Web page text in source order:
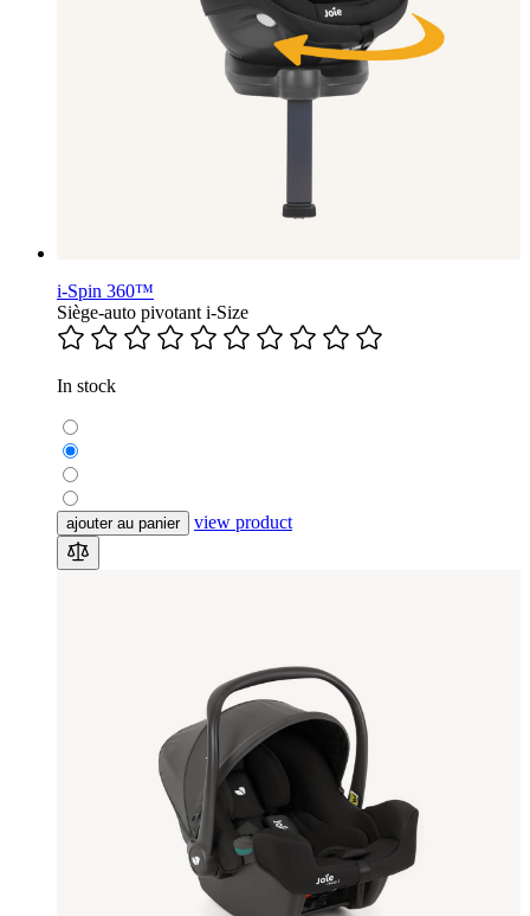
i-Spin 360™
Siège-auto pivotant i-Size
In stock
ajouter au panier view product